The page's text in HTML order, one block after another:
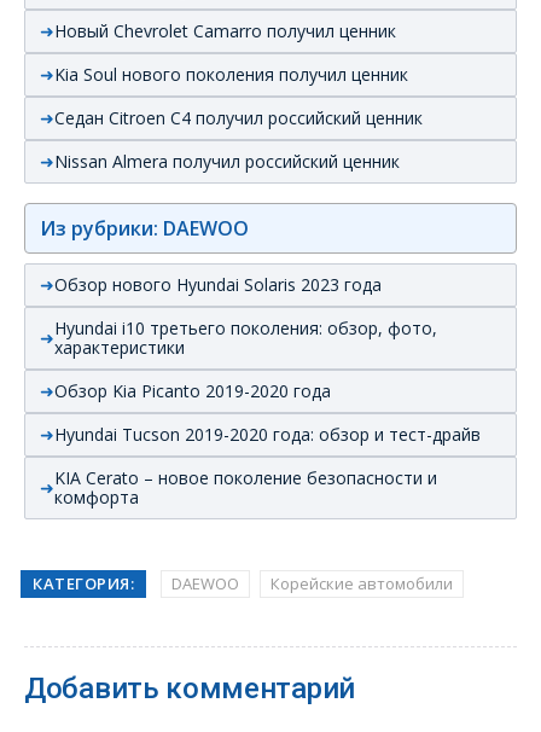
Новый Chevrolet Camarro получил ценник
Kia Soul нового поколения получил ценник
Седан Citroen C4 получил российский ценник
Nissan Almera получил российский ценник
Из рубрики: DAEWOO
Обзор нового Hyundai Solaris 2023 года
Hyundai i10 третьего поколения: обзор, фото,
характеристики
Обзор Kia Picanto 2019-2020 года
Hyundai Tucson 2019-2020 года: обзор и тест-драйв
KIA Cerato – новое поколение безопасности и
комфорта
КАТЕГОРИЯ: DAEWOO Корейские автомобили
Добавить комментарий